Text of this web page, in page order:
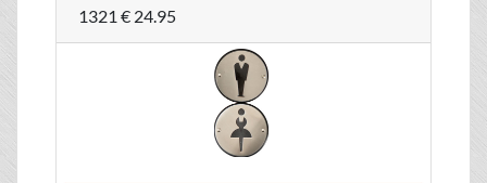
1321 € 24.95